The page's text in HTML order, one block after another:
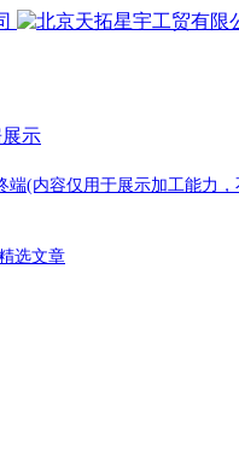
示
端(内容仅用于展示加工能力
选文章